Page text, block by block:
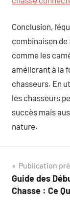
Conclusion,
combinaison
comme les
améliorant à la
chasseurs. En
les chasseurs
succès mais
nature.
de
Publication
Guide des
Chasse : Ce